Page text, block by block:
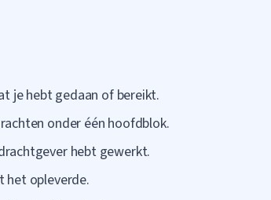
je hebt gedaan of bereikt.
onder één hoofdblok.
hebt gewerkt.
het opleverde.